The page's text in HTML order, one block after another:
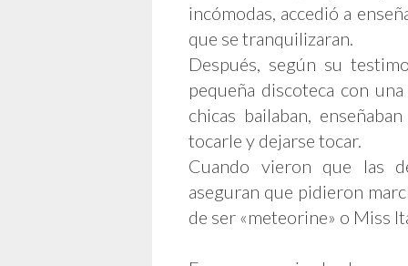
incómodas, accedió a
que se tranquilizaran.
Después, según su
pequeña discoteca con
chicas bailaban,
tocarle y dejarse tocar.
Cuando vieron que las
aseguran que pidieron
de ser «meteorine» o Miss